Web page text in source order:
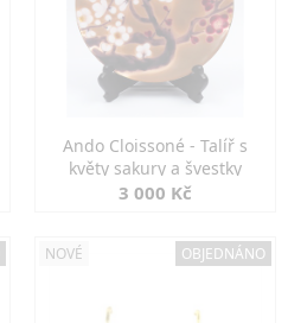
Ando Cloissoné - Talíř s
květy sakury a švestky
3 000 Kč
NOVÉ OBJEDNÁNO